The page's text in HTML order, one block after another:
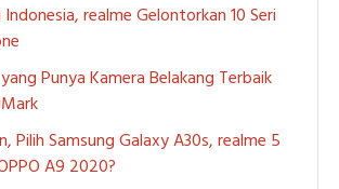
Indonesia, realme Gelontorkan 10 Seri
Punya Kamera Belakang Terbaik
Pilih Samsung Galaxy A30s, realme 5
A9 2020?